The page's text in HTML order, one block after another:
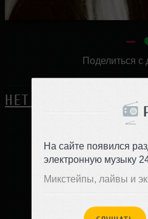
На сайте появился
электронную музыку
Микстейпы, лайвы и
Поделиться с
НЕТ ОТЗЫВОВ